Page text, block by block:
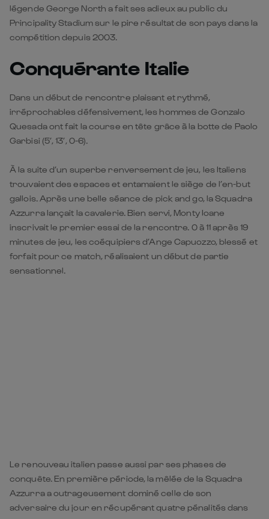
légende George North a fait ses adieux au public du
Principality Stadium sur le pire résultat de son pays dans la
compétition depuis 2003.
Conquérante Italie
Dans un début de rencontre plaisant et rythmé,
irréprochables défensivement, les hommes de Gonzalo
Quesada ont fait la course en tête grâce à la botte de Paolo
Garbisi (5’, 13’, 0-6).
À la suite d’un superbe renversement de jeu, les Italiens
trouvaient des espaces et entamaient le siège de l’en-but
gallois. Après une belle séance de pick and go, la Squadra
Azzurra lançait la cavalerie. Bien servi, Monty Ioane
inscrivait le premier essai de la rencontre. 0 à 11 après 19
minutes de jeu, les coéquipiers d’Ange Capuozzo, blessé et
forfait pour ce match, réalisaient un début de partie
sensationnel.
Le renouveau italien passe aussi par ses phases de
conquête. En première période, la mêlée de la Squadra
Azzurra a outrageusement dominé celle de son
adversaire du jour en récupérant quatre pénalités dans